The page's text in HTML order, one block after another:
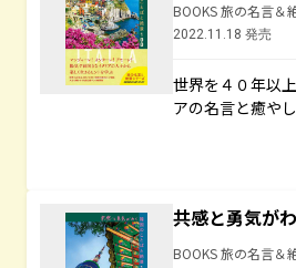
BOOKS 旅の名言＆
2022.11.18 発売
世界を４０年以
アの名言と癒や
共感と勇気が
BOOKS 旅の名言＆